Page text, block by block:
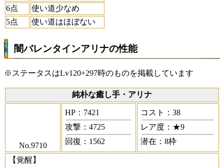
6点
使い道少なめ
5点
使い道はほぼない
闇バレンタインアリナの性能
※ステータスはLv120+297時のものを掲載しています
純朴な癒し手・アリナ
No.9710
HP：7421
攻撃：4725
回復：1562
コスト：38
レア度：★9
潜在：8枠
【覚醒】